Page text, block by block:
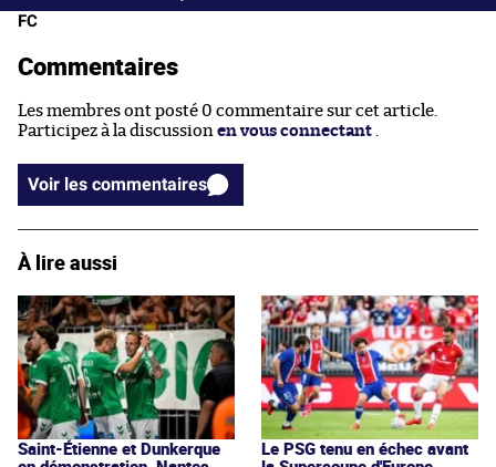
FC
Commentaires
Les membres ont posté 0 commentaire sur cet article.
Participez à la discussion en vous connectant
Voir les commentaires
À lire aussi
Saint-Étienne et Dunkerque
Le PSG tenu en échec avant